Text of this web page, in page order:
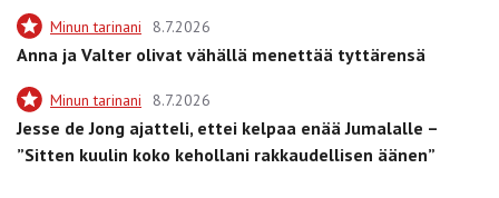
Minun tarinani 8.7.2026
Anna ja Valter olivat vähällä menettää tyttärensä
Minun tarinani 8.7.2026
Jesse de Jong ajatteli, ettei kelpaa enää Jumalalle –
”Sitten kuulin koko kehollani rakkaudellisen äänen”